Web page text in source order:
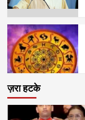
ज़रा हटके